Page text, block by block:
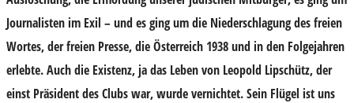
Journalisten im Exil – und es ging um die Niederschlagung des freien
Wortes, der freien Presse, die Österreich 1938 und in den Folgejahren
erlebte. Auch die Existenz, ja das Leben von Leopold Lipschütz, der
einst Präsident des Clubs war, wurde vernichtet. Sein Flügel ist uns